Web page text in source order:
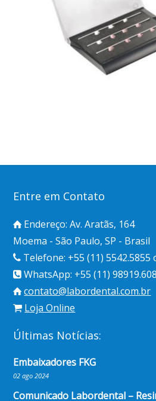
Entre em Contato
Endereço: Av. Aratãs, 164
Moema - São Paulo, SP - Brasil
Telefone: +55 (11) 5542.5855
WhatsApp: +55 (11)
contato@labordental.com.br
Loja Online
Últimas Notícias:
Embaixadores FKG
02 ago 2024
Comunicado Labordental –